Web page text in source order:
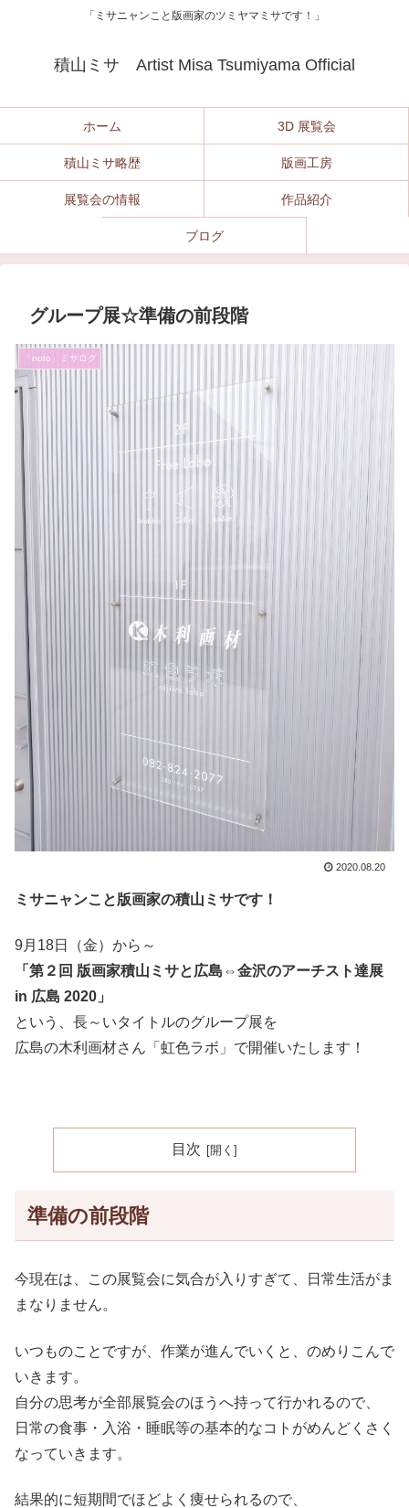
「ミサニャンこと版画家のツミヤマミサです！」
積山ミサ Artist Misa Tsumiyama Official
ホーム 3D 展覧会
積山ミサ略歴 版画工房
展覧会の情報 作品紹介
ブログ
グループ展☆準備の前段階
「noto」ミサログ
2020.08.20
ミサニャンこと版画家の積山ミサです！
9月18日（金）から～
「第２回 版画家積山ミサと広島⇔金沢のアーチスト達展
in 広島 2020」
という、長～いタイトルのグループ展を
広島の木利画材さん「虹色ラボ」で開催いたします！
目次
準備の前段階
今現在は、この展覧会に気合が入りすぎて、日常生活がま
まなりません。
いつものことですが、作業が進んでいくと、のめりこんで
いきます。
自分の思考が全部展覧会のほうへ持って行かれるので、
日常の食事・入浴・睡眠等の基本的なコトがめんどくさく
なっていきます。
結果的に短期間でほどよく痩せられるので、